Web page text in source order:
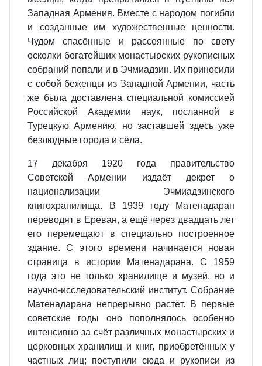
Западная Армения. Вместе с народом погибли
и созданные им художественные ценности.
Чудом спасённые и рассеянные по свету
осколки богатейших монастырских рукописных
собраний попали и в Эчмиадзин. Их приносили
с собой беженцы из Западной Армении, часть
же была доставлена специальной комиссией
Российской Академии наук, посланной в
Турецкую Армению, но заставшей здесь уже
безлюдные города и сёла.
17 декабря 1920 года правительство
Советской Армении издаёт декрет о
национализации Эчмиадзинского
книгохранилища. В 1939 году Матенадаран
переводят в Ереван, а ещё через двадцать лет
его перемещают в специально построенное
здание. С этого времени начинается новая
страница в истории Матенадарана. С 1959
года это не только хранилище и музей, но и
научно‐исследовательский институт. Собрание
Матенадарана непрерывно растёт. В первые
советские годы оно пополнялось особенно
интенсивно за счёт различных монастырских и
церковных хранилищ и книг, приобретённых у
частных лиц; поступили сюда и рукописи из